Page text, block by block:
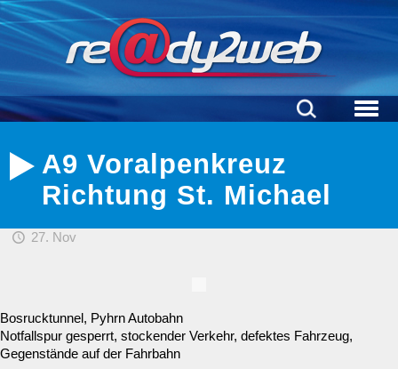
A9 Voralpenkreuz
Richtung St. Michael
27. Nov
Bosrucktunnel, Pyhrn Autobahn
Notfallspur gesperrt, stockender Verkehr, defektes Fahrzeug,
Gegenstände auf der Fahrbahn